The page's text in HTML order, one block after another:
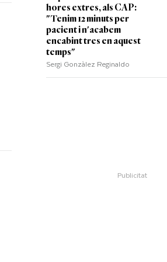
hores extres, als CAP:
"Tenim 12 minuts per
pacient i n'acabem
encabint tres en aquest
temps"
Sergi Gonzàlez Reginaldo